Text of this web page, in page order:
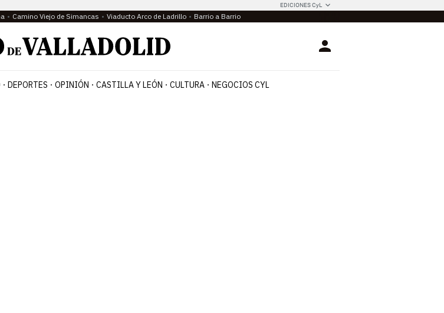
EDICIONES CyL
Camino Viejo de Simancas Viaducto Arco de Ladrillo Barrio a Barrio
Login
DEPORTES OPINIÓN CASTILLA Y LEÓN CULTURA NEGOCIOS CYL